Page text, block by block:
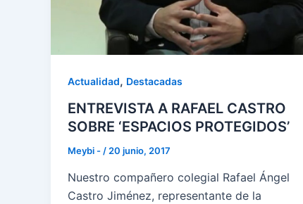
Actualidad, Destacadas
ENTREVISTA A RAFAEL CASTRO
SOBRE ‘ESPACIOS PROTEGIDOS’
Meybi -/20 junio, 2017
Nuestro compañero colegial Rafael Ángel
Castro Jiménez, representante de la